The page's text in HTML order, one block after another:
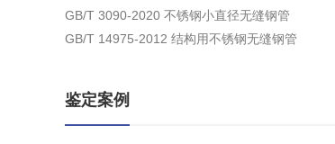
GB/T 3090-2020 不锈钢小直径无缝钢管
GB/T 14975-2012 结构用不锈钢无缝钢管
鉴定案例